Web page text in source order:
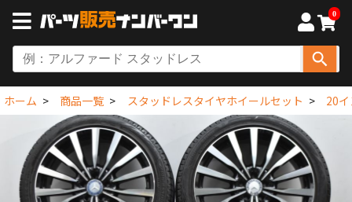
0
ホーム 商品一覧 スタッドレスタイヤホイールセット 20